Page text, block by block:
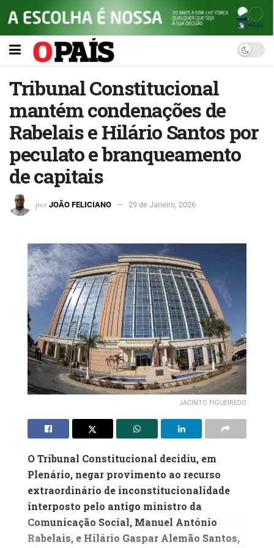
Tribunal Constitucional
mantém condenações de
Rabelais e Hilário Santos por
peculato e branqueamento
de capitais
por JOÃO FELICIANO 29 de Janeiro, 2026
JACINTO FIGUEIREDO
O Tribunal Constitucional decidiu, em
Plenário, negar provimento ao recurso
extraordinário de inconstitucionalidade
interposto pelo antigo ministro da
Comunicação Social, Manuel António
Rabelais, e Hilário Gaspar Alemão Santos,